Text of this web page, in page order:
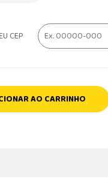
CEP
AO CARRINHO